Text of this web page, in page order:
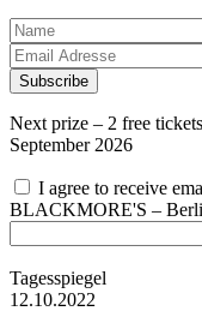
Subscribe
Next prize – 2 free
September 2026
I agree to receive
BLACKMORE'S –
Tagesspiegel
12.10.2022